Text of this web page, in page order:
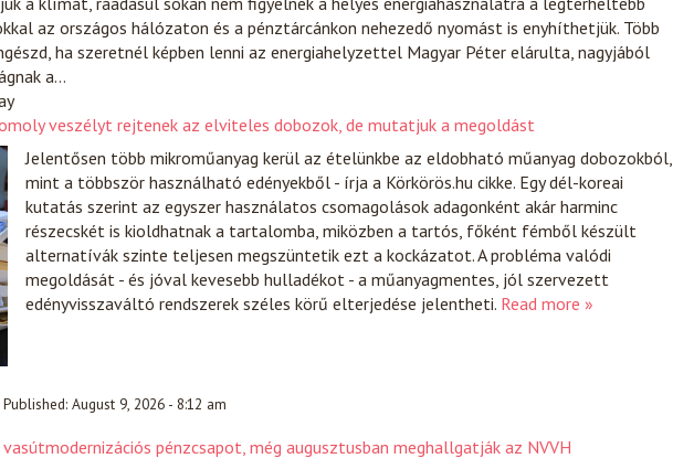
az országos hálózaton és a pénztárcánkon nehezedő nyomást is enyhíthetjük. Több
ha szeretnél képben lenni az energiahelyzettel Magyar Péter elárulta, nagyjából
a…
veszélyt rejtenek az elviteles dobozok, de mutatjuk a megoldást
Jelentősen több mikroműanyag kerül az ételünkbe az eldobható műanyag dobozokból,
mint a többször használható edényekből - írja a Körkörös.hu cikke. Egy dél-koreai
kutatás szerint az egyszer használatos csomagolások adagonként akár harminc
részecskét is kioldhatnak a tartalomba, miközben a tartós, főként fémből készült
alternatívák szinte teljesen megszüntetik ezt a kockázatot. A probléma valódi
megoldását - és jóval kevesebb hulladékot - a műanyagmentes, jól szervezett
edényvisszaváltó rendszerek széles körű elterjedése jelentheti. Read more »
Published: August 9, 2026 - 8:12 am
pénzcsapot, még augusztusban meghallgatják az NVVH